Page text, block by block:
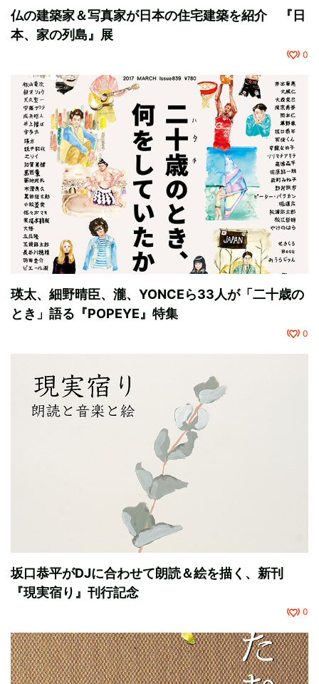
仏の建築家＆写真家が日本の住宅建築を紹介 『日
本、家の列島』展
0
瑛太、細野晴臣、瀧、YONCEら33人が「二十歳の
とき」語る『POPEYE』特集
0
坂口恭平がDJに合わせて朗読＆絵を描く、新刊
『現実宿り』刊行記念
0